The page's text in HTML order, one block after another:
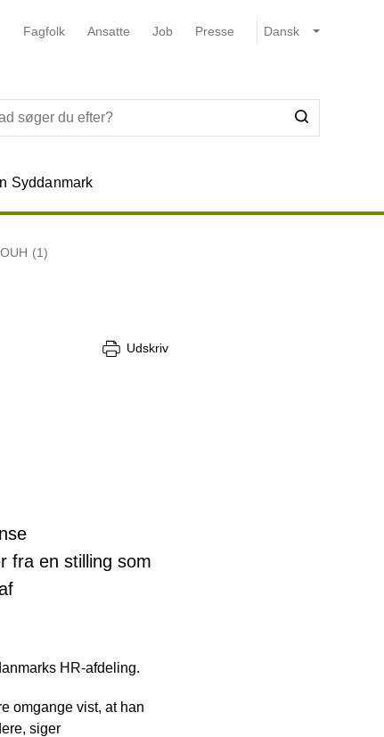
Fagfolk Ansatte Job Presse
Syddanmark
(1)
Udskriv
fra en stilling som
HR-afdeling.
omgange vist, at han
siger